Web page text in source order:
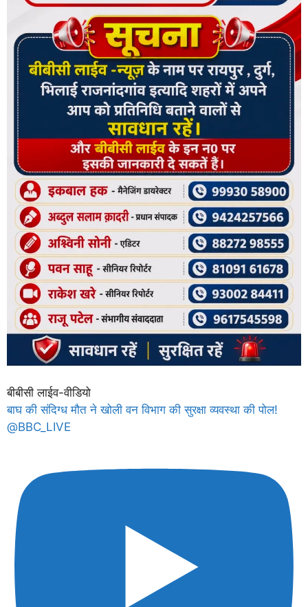
बीबीसी लाईव-वीडियो
बाघ की संदिग्ध मौत ने खोली वन विभाग की सुरक्षा व्यवस्था की पोल!
@BBC_LIVE